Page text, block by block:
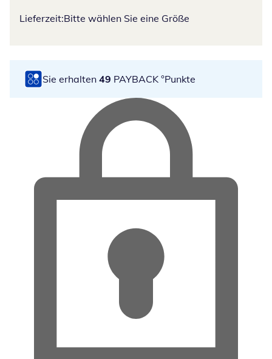
Lieferzeit:Bitte wählen Sie eine Größe
Sie erhalten 49 PAYBACK °Punkte